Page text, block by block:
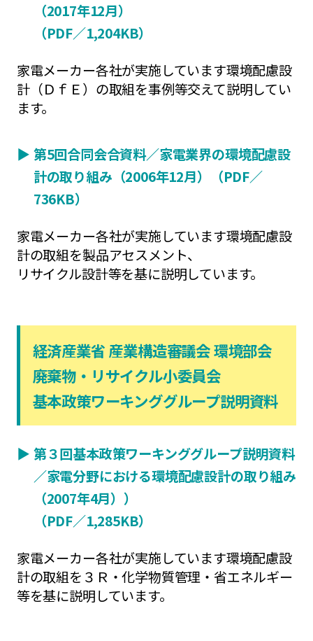
（2017年12月）
（PDF／1,204KB）
家電メーカー各社が実施しています環境配慮設
計（ＤｆＥ）の取組を事例等交えて説明してい
ます。
▶︎ 第5回合同会合資料／家電業界の環境配慮設
計の取り組み（2006年12月）（PDF／
736KB）
家電メーカー各社が実施しています環境配慮設
計の取組を製品アセスメント、
リサイクル設計等を基に説明しています。
経済産業省 産業構造審議会 環境部会
廃棄物・リサイクル小委員会
基本政策ワーキンググループ説明資料
▶︎ 第３回基本政策ワーキンググループ説明資料
／家電分野における環境配慮設計の取り組み
（2007年4月））
（PDF／1,285KB）
家電メーカー各社が実施しています環境配慮設
計の取組を３Ｒ・化学物質管理・省エネルギー
等を基に説明しています。